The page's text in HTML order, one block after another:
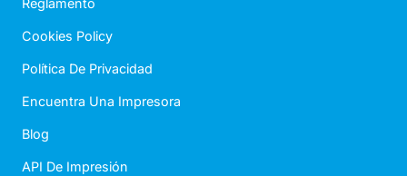
Reglamento
Cookies Policy
Política De Privacidad
Encuentra Una Impresora
Blog
API De Impresión